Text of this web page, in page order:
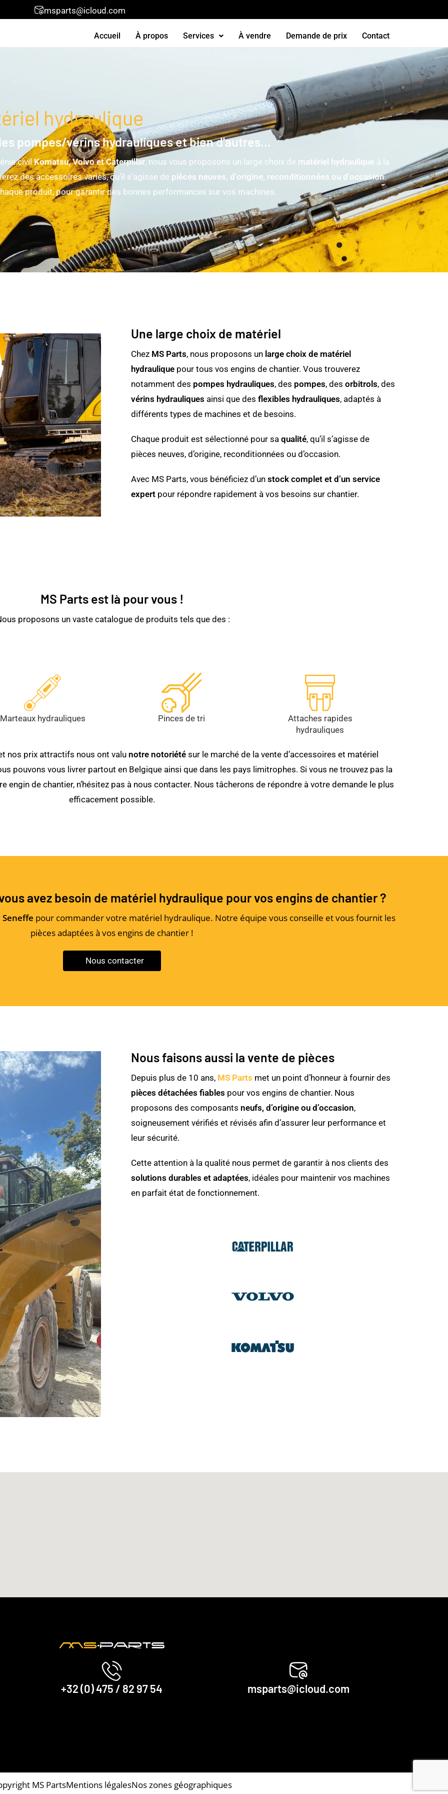
msparts@icloud.com
Accueil À propos Services À vendre Demande de prix Contact
hydraulique
pompes/vérins hydrauliques et bien d'autres...
civilKomatsu, Volvo et Caterpillar, nous vous proposons un large choix de matériel hydraulique à la
des accessoires variés, qu’il s’agisse de pièces neuves, d’origine, reconditionnées ou d’occasion.
produit, pour garantir des bonnes performances sur vos machines.
Une large choix de matériel
Chez MS Parts, nous proposons un large choix de matériel
hydrauliquepour tous vos engins de chantier. Vous trouverez
notamment des pompes hydrauliques, des pompes, des orbitrols, des
vérins hydrauliques ainsi que des flexibles hydrauliques, adaptés à
différents types de machines et de besoins.
Chaque produit est sélectionné pour sa qualité, qu’il s’agisse de
pièces neuves, d’origine, reconditionnées ou d’occasion.
Avec MS Parts, vous bénéficiez d’un stock complet et d’un service
expertpour répondre rapidement à vos besoins sur chantier.
MS Parts est là pour vous !
proposons un vaste catalogue de produits tels que des :
Marteaux hydrauliques Pinces de tri
Attaches rapides
hydrauliques
nos prix attractifs nous ont valu notre notoriétésur le marché de la vente d’accessoires et matériel
pouvons vous livrer partout en Belgique ainsi que dans les pays limitrophes. Si vous ne trouvez pas la
engin de chantier, n’hésitez pas à nous contacter. Nous tâcherons de répondre à votre demande le plus
efficacement possible.
avez besoin de matériel hydraulique pour vos engins de chantier ?
Seneffe pour commander votre matériel hydraulique. Notre équipe vous conseille et vous fournit les
pièces adaptées à vos engins de chantier !
Nous contacter
Nous faisons aussi la vente de pièces
Depuis plus de 10 ans, MS Parts met un point d’honneur à fournir des
pièces détachées fiables pour vos engins de chantier. Nous
proposons des composants neufs, d’origine ou d’occasion,
soigneusement vérifiés et révisés afin d’assurer leur performance et
leur sécurité.
Cette attention à la qualité nous permet de garantir à nos clients des
solutions durables et adaptées, idéales pour maintenir vos machines
en parfait état de fonctionnement.
+32 (0) 475 / 82 97 54 msparts@icloud.com
MS PartsMentions légalesNos zones géographiques